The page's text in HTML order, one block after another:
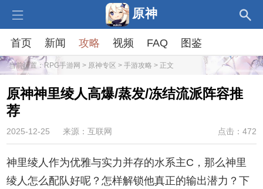
原神
首页 新闻 攻略 视频 FAQ 图鉴
当前位置：RPG手游网 > 原神专区 > 手游攻略 > 正文
原神神里绫人高爆/蒸发/冻结流派阵容推
荐
2025-12-25 来源：互联网 点击：472
神里绫人作为优雅与实力并存的水系主C，那么神里
绫人怎么配队好呢？怎样解锁他真正的输出潜力？下